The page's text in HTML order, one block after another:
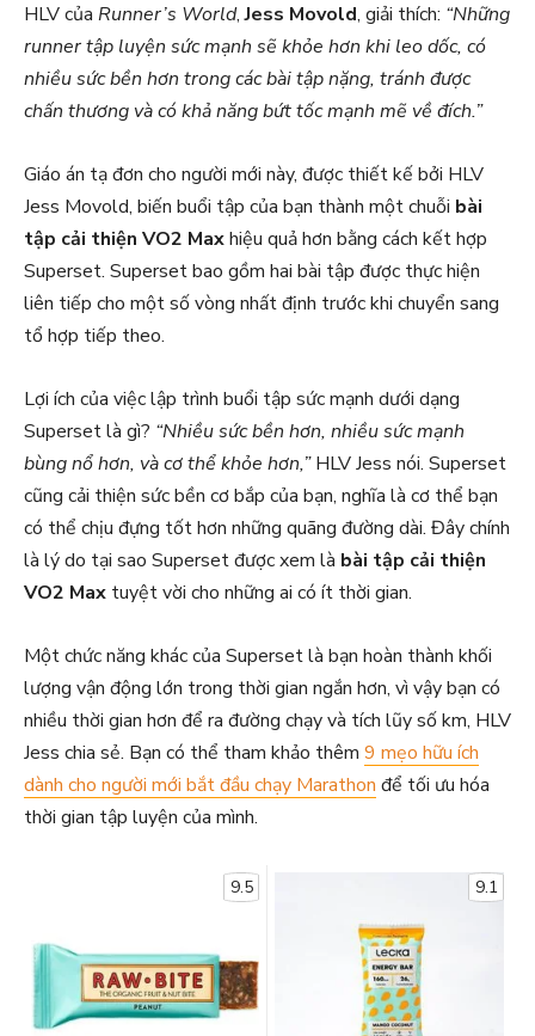
HLV của Runner’s World,Jess Movold, giải thích: “Những
runner tập luyện sức mạnh sẽ khỏe hơn khi leo dốc, có
nhiều sức bền hơn trong các bài tập nặng, tránh được
chấn thương và có khả năng bứt tốc mạnh mẽ về đích.”
Giáo án tạ đơn cho người mới này, được thiết kế bởi HLV
Jess Movold, biến buổi tập của bạn thành một chuỗi bài
tập cải thiện VO2 Maxhiệu quả hơn bằng cách kết hợp
Superset. Superset bao gồm hai bài tập được thực hiện
liên tiếp cho một số vòng nhất định trước khi chuyển sang
tổ hợp tiếp theo.
Lợi ích của việc lập trình buổi tập sức mạnh dưới dạng
Superset là gì? “Nhiều sức bền hơn, nhiều sức mạnh
bùng nổ hơn, và cơ thể khỏe hơn,”HLV Jess nói. Superset
cũng cải thiện sức bền cơ bắp của bạn, nghĩa là cơ thể bạn
có thể chịu đựng tốt hơn những quãng đường dài. Đây chính
là lý do tại sao Superset được xem là bài tập cải thiện
VO2 Max tuyệt vời cho những ai có ít thời gian.
Một chức năng khác của Superset là bạn hoàn thành khối
lượng vận động lớn trong thời gian ngắn hơn, vì vậy bạn có
nhiều thời gian hơn để ra đường chạy và tích lũy số km, HLV
Jess chia sẻ. Bạn có thể tham khảo thêm 9 mẹo hữu ích
dành cho người mới bắt đầu chạy Marathon để tối ưu hóa
thời gian tập luyện của mình.
9.5 9.1